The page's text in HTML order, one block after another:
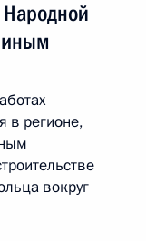
в регионе,
вокруг